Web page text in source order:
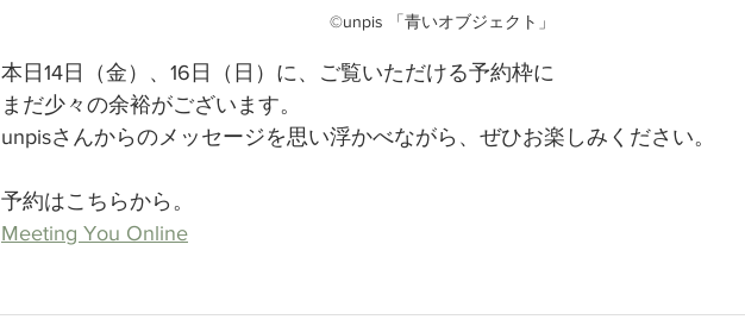
©️unpis 「青いオブジェクト」
本日14日（金）、16日（日）に、ご覧いただける予約枠に
まだ少々の余裕がございます。
unpisさんからのメッセージを思い浮かべながら、ぜひお楽しみください。
予約はこちらから。
Meeting You Online